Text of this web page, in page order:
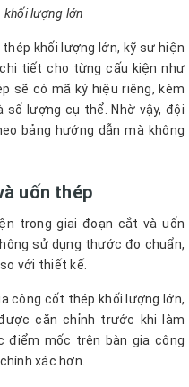
khối lượng lớn
khối lượng lớn, kỹ sư hiện
tiết cho từng cấu kiện như
sẽ có mã ký hiệu riêng, kèm
số lượng cụ thể. Nhờ vậy, đội
bảng hướng dẫn mà không
uốn thép
trong giai đoạn cắt và uốn
sử dụng thước đo chuẩn,
với thiết kế.
công cốt thép khối lượng lớn,
căn chỉnh trước khi làm
điểm mốc trên bàn gia công
xác hơn.